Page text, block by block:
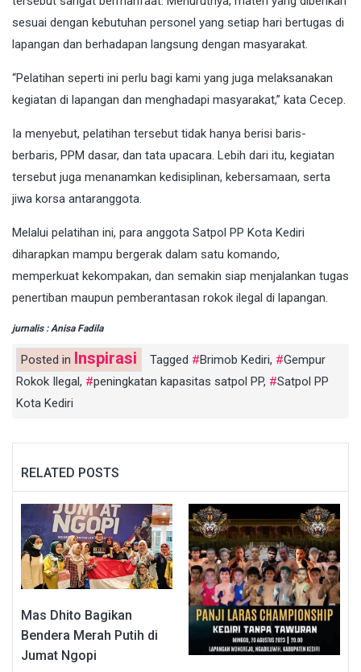
sesuai dengan kebutuhan personel yang setiap hari bertugas di
lapangan dan berhadapan langsung dengan masyarakat.
“Pelatihan seperti ini perlu bagi kami yang juga melaksanakan
kegiatan di lapangan dan menghadapi masyarakat,” kata Cecep.
Ia menyebut, pelatihan tersebut tidak hanya berisi baris-
berbaris, PPM dasar, dan tata upacara. Lebih dari itu, kegiatan
tersebut juga menanamkan kedisiplinan, kebersamaan, serta
jiwa korsa antaranggota.
Melalui pelatihan ini, para anggota Satpol PP Kota Kediri
diharapkan mampu bergerak dalam satu komando,
memperkuat kekompakan, dan semakin siap menjalankan tugas
penertiban maupun pemberantasan rokok ilegal di lapangan.
jurnalis : Anisa Fadila
Posted in Inspirasi Tagged Brimob Kediri,
Gempur
Rokok Ilegal, peningkatan kapasitas satpol PP,
Satpol PP
Kota Kediri
RELATED POSTS
Mas Dhito Bagikan
Bendera Merah Putih di
Jumat Ngopi